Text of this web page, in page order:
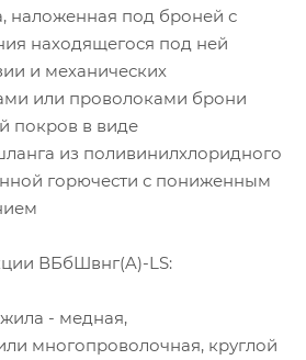
наложенная под броней с
находящегося под ней
и механических
или проволоками брони
покров в виде
из поливинилхлоридного
горючести с пониженным
ВБбШвнг(A)-LS:
- медная,
многопроволочная, круглой